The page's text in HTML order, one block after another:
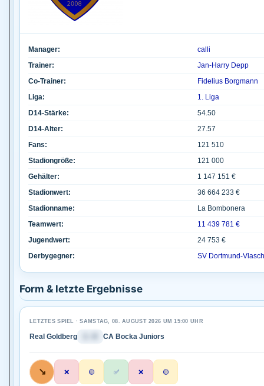
Manager:
calli
Trainer:
Jan-Harry Depp
Co-Trainer:
Fidelius Borgmann
Liga:
1. Liga
D14-Stärke:
54.50
D14-Alter:
27.57
Fans:
121 510
Stadiongröße:
121 000
Gehälter:
1 147 151 €
Stadionwert:
36 664 233 €
Stadionname:
La Bombonera
Teamwert:
11 439 781 €
Jugendwert:
24 753 €
Derbygegner:
SV Dortmund-
Form & letzte Ergebnisse
LETZTES SPIEL · SAMSTAG, 08. AUGUST 2026 UM 15:00 UHR
Real Goldberg CA Bocka Juniors
↘ ❌ 🟡 ✅ ❌ 🟡